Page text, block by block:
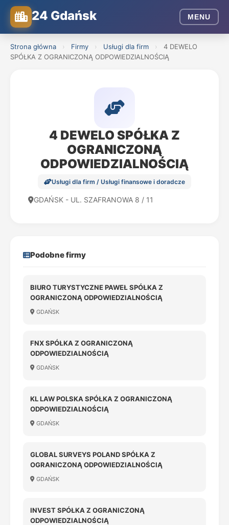
24 Gdańsk MENU
Strona główna › Firmy › Usługi dla firm ›
4 DEWELO
SPÓŁKA Z OGRANICZONĄ ODPOWIEDZIALNOŚCIĄ
4 DEWELO SPÓŁKA Z
OGRANICZONĄ
ODPOWIEDZIALNOŚCIĄ
Usługi dla firm / Usługi finansowe i doradcze
GDAŃSK - UL. SZAFRANOWA 8 / 11
Podobne firmy
BIURO TURYSTYCZNE PAWEŁ SPÓŁKA Z
OGRANICZONĄ ODPOWIEDZIALNOŚCIĄ
GDAŃSK
FNX SPÓŁKA Z OGRANICZONĄ
ODPOWIEDZIALNOŚCIĄ
GDAŃSK
KL LAW POLSKA SPÓŁKA Z OGRANICZONĄ
ODPOWIEDZIALNOŚCIĄ
GDAŃSK
GLOBAL SURVEYS POLAND SPÓŁKA Z
OGRANICZONĄ ODPOWIEDZIALNOŚCIĄ
GDAŃSK
INVEST SPÓŁKA Z OGRANICZONĄ
ODPOWIEDZIALNOŚCIĄ